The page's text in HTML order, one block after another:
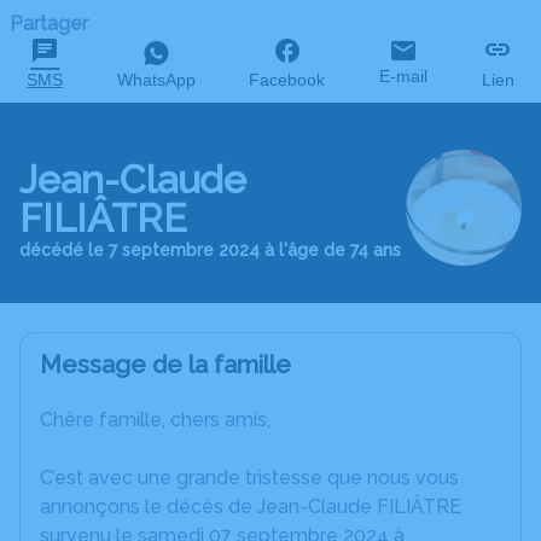
Partager
SMS WhatsApp Facebook E-mail Lien
Jean-Claude
FILIÂTRE
décédé le 7 septembre 2024 à l'âge de 74 ans
Message de la famille
Chère famille, chers amis,
C’est avec une grande tristesse que nous vous
annonçons le décès de Jean-Claude FILIÂTRE
survenu le samedi 07 septembre 2024 à